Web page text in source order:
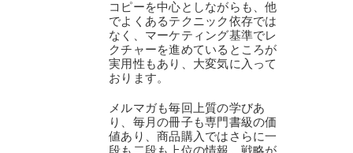
コピーを中心としながらも、他
でよくあるテクニック依存では
なく、マーケティング基準でレ
クチャーを進めているところが
実用性もあり、大変気に入って
おります。
メルマガも毎回上質の学びあ
り、毎月の冊子も専門書級の価
値あり、商品購入ではさらに一
段も二段も上位の情報、戦略が